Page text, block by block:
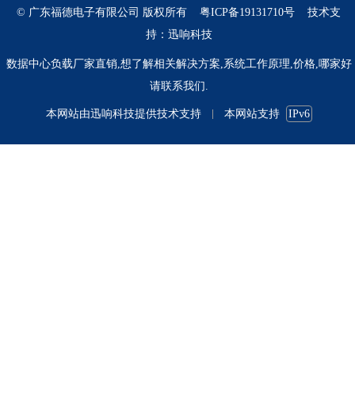
© 广东福德电子有限公司 版权所有 粤ICP备19131710号 技术支
持：迅响科技
数据中心负载厂家直销,想了解相关解决方案,系统工作原理,价格,哪家好
请联系我们.
本网站由迅响科技提供技术支持 本网站支持 IPv6